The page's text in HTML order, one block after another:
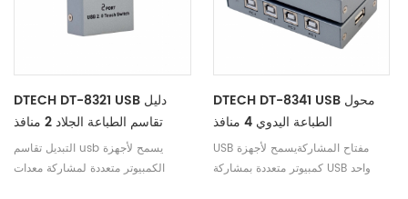
واجهة rj45
DTECH DT-8321 USB دليل
تقاسم الطباعة الجلاد 2 منافذ
التبديل تقاسم usb يسمح لأجهزة
الكمبيوتر متعددة لمشاركة معدات
DTECH DT-8341 USB محول
الطباعة اليدوي 4 منافذ
USB مفتاح المشاركةيسمح لأجهزة
كمبيوتر متعددة بمشاركة USB واحد